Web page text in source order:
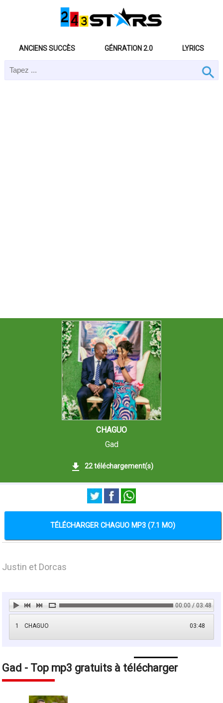
ANCIENS SUCCÈS GÉNRATION 2.0 LYRICS
CHAGUO
Gad
22 téléchargement(s)
TÉLÉCHARGER CHAGUO MP3 (7.1 MO)
Justin et Dorcas
00:00 / 03:48
1 03:48
CHAGUO
Gad - Top mp3 gratuits à télécharger